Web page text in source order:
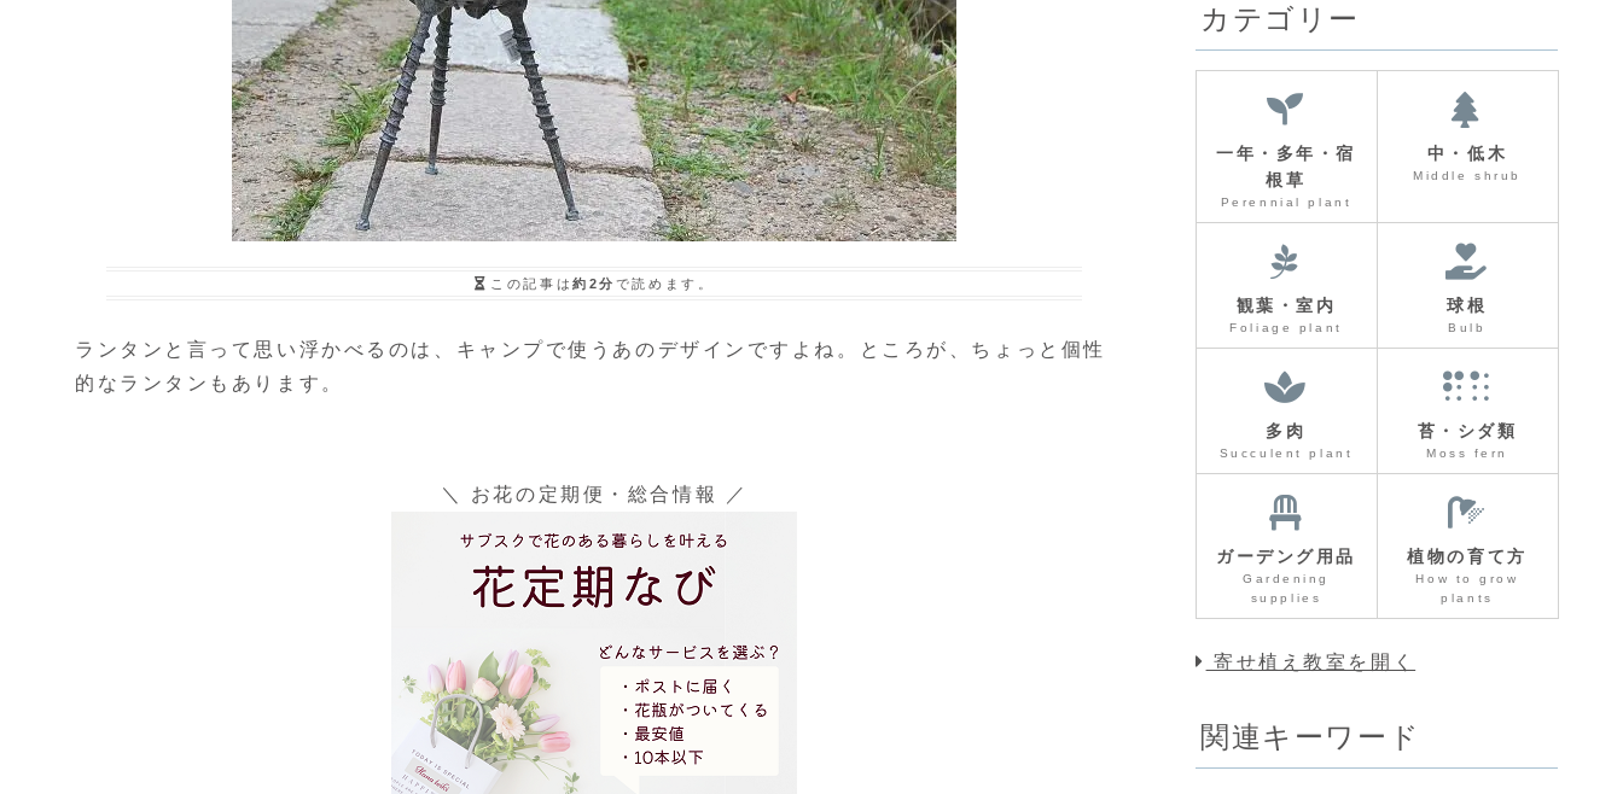
この記事は約2分 で読めます。
ランタンと言って思い浮かべるのは、キャンプで使うあのデザインですよね。ところが、ちょっと個性
的なランタンもあります。
＼ お花の定期便・総合情報 ／
カテゴリー
一年・多年・宿
根草
Perennial plant
中・低木
Middle shrub
観葉・室内
Foliage plant
球根
Bulb
多肉
Succulent plant
苔・シダ類
Moss fern
ガーデング用品
Gardening
supplies
植物の育て方
How to grow
plants
寄せ植え教室を開く
関連キーワード